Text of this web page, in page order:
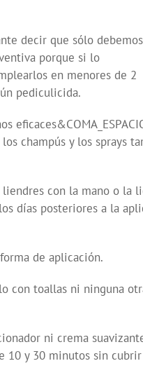
decir que sólo
porque si lo
en menores de 2
pediculicida.
champús y los sprays
liendres con la mano o la
días posteriores a la
de aplicación.
con toallas ni ninguna
ni crema
10 y 30 minutos sin